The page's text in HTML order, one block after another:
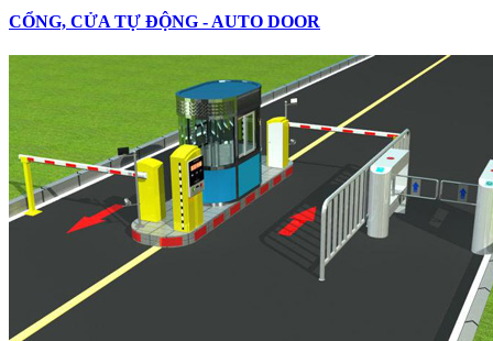
CỔNG, CỬA TỰ ĐỘNG - AUTO DOOR